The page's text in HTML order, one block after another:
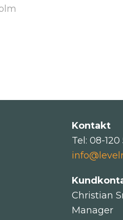
Kontakt
Tel: 08-
Christian
Manager